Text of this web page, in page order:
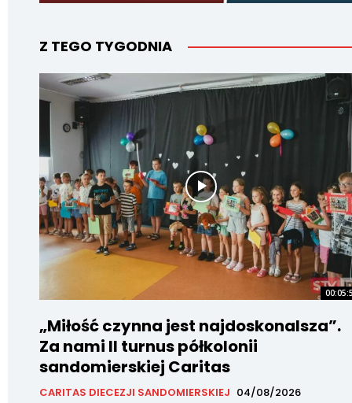
Z TEGO TYGODNIA
„Miłość czynna jest najdoskonalsza”.
Za nami II turnus półkolonii
sandomierskiej Caritas
CARITAS DIECEZJI SANDOMIERSKIEJ 04/08/2026